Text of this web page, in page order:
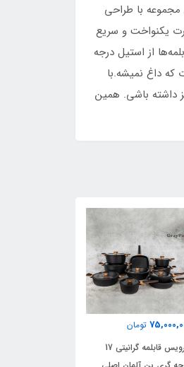
با طراحی
یکنواخت و سریع
از استیل درجه
داغ نمیشه.با
داشته باشی. همین
تومان
قابلمه استیل کف